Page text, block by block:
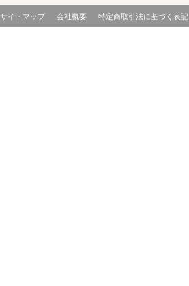
サイトマップ 会社概要 特定商取引法に基づく表記